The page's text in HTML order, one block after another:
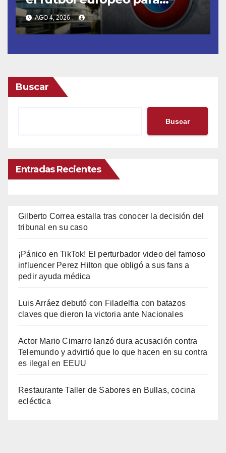
erradicar las demoras
AGO 4, 2026
Buscar
Buscar
Entradas Recientes
Gilberto Correa estalla tras conocer la decisión del
tribunal en su caso
¡Pánico en TikTok! El perturbador video del famoso
influencer Perez Hilton que obligó a sus fans a
pedir ayuda médica
Luis Arráez debutó con Filadelfia con batazos
claves que dieron la victoria ante Nacionales
Actor Mario Cimarro lanzó dura acusación contra
Telemundo y advirtió que lo que hacen en su contra
es ilegal en EEUU
Restaurante Taller de Sabores en Bullas, cocina
ecléctica